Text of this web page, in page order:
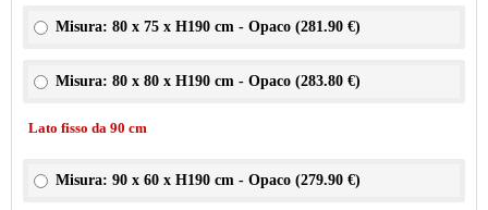
Misura: 80 x 75 x H190 cm - Opaco (281.90 €)
Misura: 80 x 80 x H190 cm - Opaco (283.80 €)
Lato fisso da 90 cm
Misura: 90 x 60 x H190 cm - Opaco (279.90 €)